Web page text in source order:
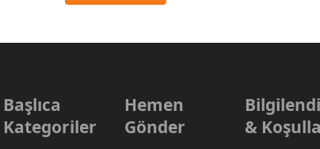
Başlıca
Kategoriler
Hemen
Gönder
&